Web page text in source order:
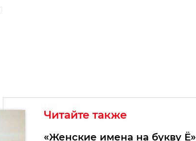
Читайте также
«Женские имена на букву Ё»